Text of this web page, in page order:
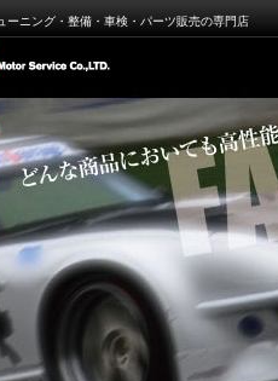
ーニング・整備・車検・パーツ販売の専門店